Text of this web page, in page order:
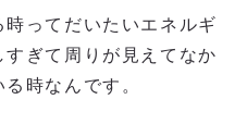
ってだいたいエネルギ
ぎて周りが見えてなか
時なんです。